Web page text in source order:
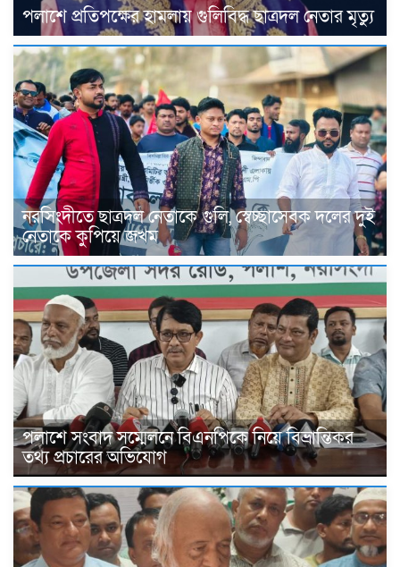
পলাশে প্রতিপক্ষের হামলায় গুলিবিদ্ধ ছাত্রদল নেতার মৃত্যু
নরসিংদীতে ছাত্রদল নেতাকে গুলি, স্বেচ্ছাসেবক দলের দুই
নেতাকে কুপিয়ে জখম
পলাশে সংবাদ সম্মেলনে বিএনপিকে নিয়ে বিভ্রান্তিকর
তথ্য প্রচারের অভিযোগ